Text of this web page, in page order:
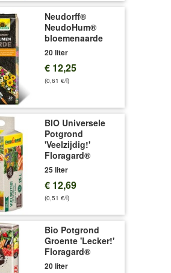
Neudorff®
NeudoHum®
bloemenaarde
20 liter
€ 12,25
(0,61 €/l)
BIO Universele
Potgrond
'Veelzijdig!'
Floragard®
25 liter
€ 12,69
(0,51 €/l)
Bio Potgrond
Groente 'Lecker!'
Floragard®
20 liter